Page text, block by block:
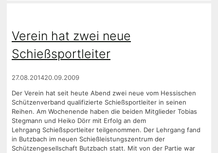
Verein hat zwei neue
Schießsportleiter
27.08.201420.09.2009
Der Verein hat seit heute Abend zwei neue vom Hessischen
Schützenverband qualifizierte Schießsportleiter in seinen
Reihen. Am Wochenende haben die beiden Mitglieder Tobias
Stegmann und Heiko Dörr mit Erfolg an dem
Lehrgang Schießsportleiter teilgenommen. Der Lehrgang fand
in Butzbach im neuen Schießleistungszentrum der
Schützengesellschaft Butzbach statt. Mit von der Partie war